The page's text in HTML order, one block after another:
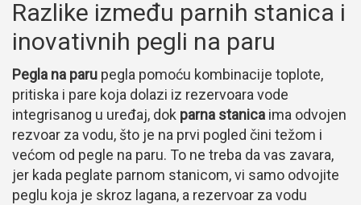
Razlike između parnih stanica i
inovativnih pegli na paru
Pegla na paru pegla pomoću kombinacije toplote,
pritiska i pare koja dolazi iz rezervoara vode
integrisanog u uređaj, dok parna stanica ima odvojen
rezvoar za vodu, što je na prvi pogled čini težom i
većom od pegle na paru. To ne treba da vas zavara,
jer kada peglate parnom stanicom, vi samo odvojite
peglu koja je skroz lagana, a rezervoar za vodu